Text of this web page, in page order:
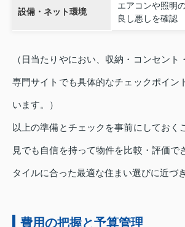
設備・ネット環境
エアコンや照明
良し悪しを確認
（日当たりやにおい、収納・コンセント
専門サイトでも具体的なチェックポイン
います。）
以上の準備とチェックを事前にしておく
見でも自信を持って物件を比較・評価で
タイルに合った最適な住まい選びに近づ
費用の把握と予算管理